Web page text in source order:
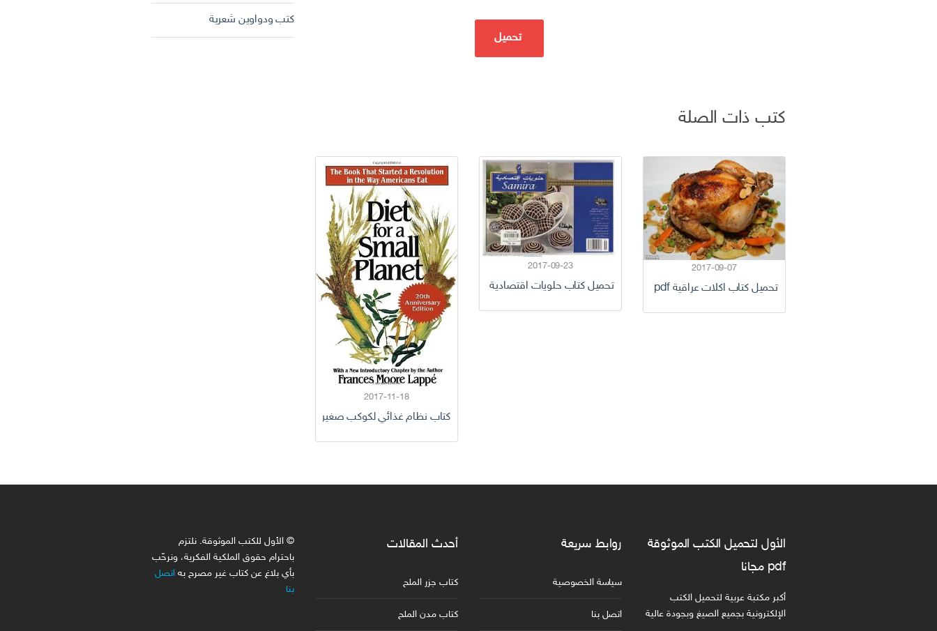
تحميل
كتب ذات الصلة
2017-09-07
تحميل كتاب اكلات عراقية pdf نزيها أديب برابط مجاني
2017-09-23
تحميل كتاب حلويات اقتصادية سميرة pdf TV اكثر من 51 كتاب حلويات اقتصادية مجانية
2017-11-18
كتاب نظام غذائي لكوكب صغير pdf
كتب ودواوين شعرية
الأول لتحميل الكتب الموثوقة
pdf مجانا
أكبر مكتبة عربية لتحميل الكتب
الإلكترونية بجميع الصيغ وبجودة عالية
روابط سريعة
سياسة الخصوصية
اتصل بنا
أحدث المقالات
كتاب جزر الملح
كتاب مدن الملح
© الأول للكتب الموثوقة. نلتزم
باحترام حقوق الملكية الفكرية، ونرحّب
بأي بلاغ عن كتاب غير مصرح به اتصل
بنا